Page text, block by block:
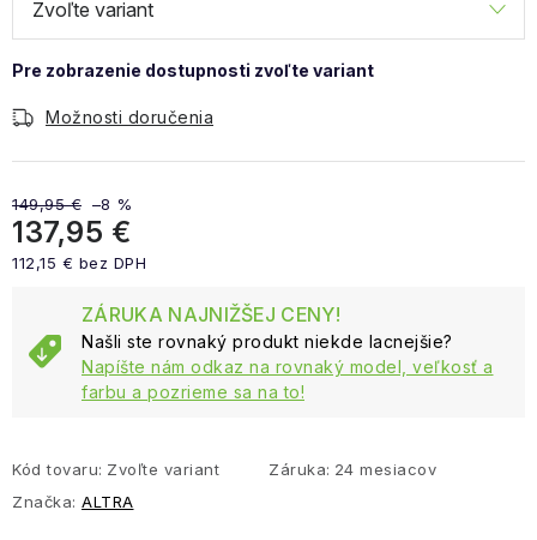
Možnosti doručenia
149,95 € –8 %
137,95 €
112,15 € bez DPH
ZÁRUKA NAJNIŽŠEJ CENY!
Našli ste rovnaký produkt niekde lacnejšie?
Napíšte nám odkaz na rovnaký model, veľkosť a
farbu a pozrieme sa na to!
Kód tovaru: Zvoľte variant Záruka: 24 mesiacov
Značka: ALTRA